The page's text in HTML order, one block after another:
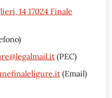
14 17024 Finale
(PEC)
(Email)